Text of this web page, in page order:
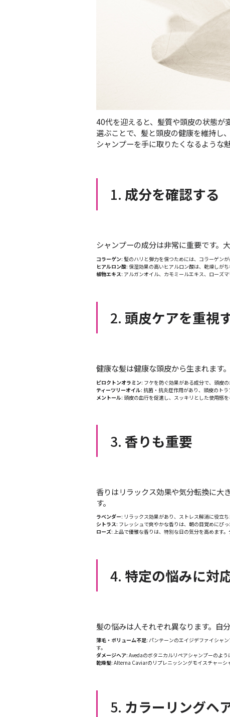
40代を迎えると、髪質や頭皮の状態が
選ぶことで、髪と頭皮の健康を維持し
シャンプーを手に取りたくなるような
1. 成分を確認する
シャンプーの成分は非常に重要です。
コラーゲン: 髪のハリと弾力を保つためには、コラーゲン
ヒアルロン酸: 保湿効果の高いヒアルロン酸は、乾燥しが
植物エキス: アルガンオイル、カモミールエキス、ローズ
2.頭皮ケアを重視
健康な髪は健康な頭皮から生まれます
ピロクトンオラミン: フケを防ぐ効果がある成分で、頭皮
ティーツリーオイル: 抗菌・抗炎症作用があり、頭皮のト
メントール: 頭皮の血行を促進し、スッキリとした使用感
3.香りも重要
香りはリラックス効果や気分転換に大
す。
ラベンダー: リラックス効果があり、ストレス解消に役立
シトラス: フレッシュで爽やかな香りは、朝の目覚めにぴ
ローズ: 上品で優雅な香りは、特別な日の気分を高めます
4. 特定の悩みに対
髪の悩みは人それぞれ異なります。自
薄毛・ボリューム不足: パンテーンのエイジデファイシャ
す。
ダメージヘア: Avedaのボタニカルリペアシャンプーのよ
乾燥髪: Alterna Caviarのリプレニッシングモイスチャーシ
5. カラーリングヘ